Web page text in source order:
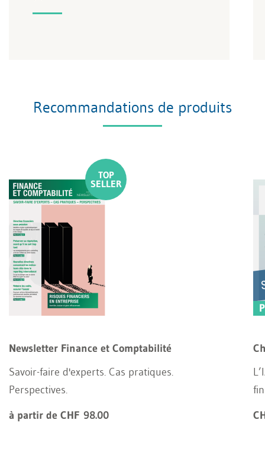
Recommandations de produits
Newsletter Finance et Comptabilité
Savoir-faire d'experts. Cas pratiques.
Perspectives.
à partir de CHF 98.00